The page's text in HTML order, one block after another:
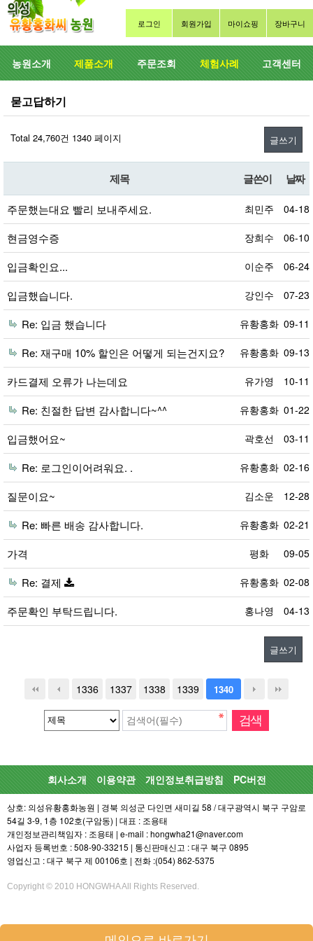
로그인 회원가입 마이쇼핑 장바구니
농원소개 제품소개 주문조회 체험사례 고객센터
묻고답하기
Total 24,760건 1340 페이지 글쓰기
제목 글쓴이 날짜
주문했는대요 빨리 보내주세요. 최민주 04-18
현금영수증 장희수 06-10
입금확인요... 이순주 06-24
입금했습니다. 강인수 07-23
Re: 입금 했습니다 유황홍화 09-11
Re: 재구매 10% 할인은 어떻게 되는건지요? 유황홍화 09-13
카드결제 오류가 나는데요 유가영 10-11
Re: 친절한 답변 감사합니다~^^ 유황홍화 01-22
입금했어요~ 곽호선 03-11
Re: 로그인이어려워요. . 유황홍화 02-16
질문이요~ 김소운 12-28
Re: 빠른 배송 감사합니다. 유황홍화 02-21
가격 평화 09-05
Re: 결제 유황홍화 02-08
주문확인 부탁드립니다. 홍나영 04-13
글쓰기
1336 1337 1338 1339 1340
회사소개 이용약관 개인정보취급방침 PC버전
상호: 의성유황홍화농원 | 경북 의성군 다인면 새미길 58 / 대구광역시 북구 구암로
54길 3-9, 1층 102호(구암동) | 대표 : 조용태
개인정보관리책임자 : 조용태 | e-mail : hongwha21@naver.com
사업자 등록번호 : 508-90-33215 | 통신판매신고 : 대구 북구 0895
영업신고 : 대구 북구 제 00106호 | 전화 :(054) 862-5375
Copyright © 2010 HONGWHA All Rights Reserved.